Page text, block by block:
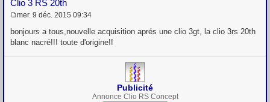
Clio 3 RS 20th
e
s
a
mer. 9 déc. 2015 09:34
bonjours a tous,nouvelle acquisition aprés une clio 3gt, la clio 3rs 20th
blanc nacré!!! toute d'origine!!
Publicité
Annonce Clio RS Concept